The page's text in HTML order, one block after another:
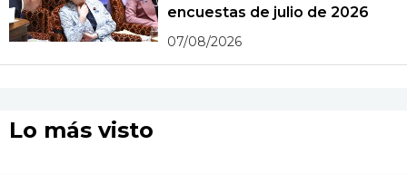
encuestas de julio de 2026
07/08/2026
Lo más visto